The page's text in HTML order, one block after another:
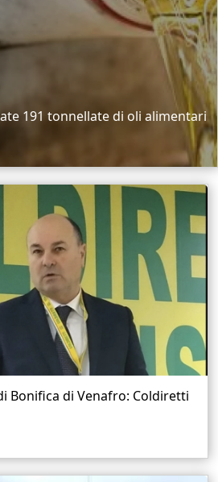
191 tonnellate di oli alimentari
Bonifica di Venafro: Coldiretti